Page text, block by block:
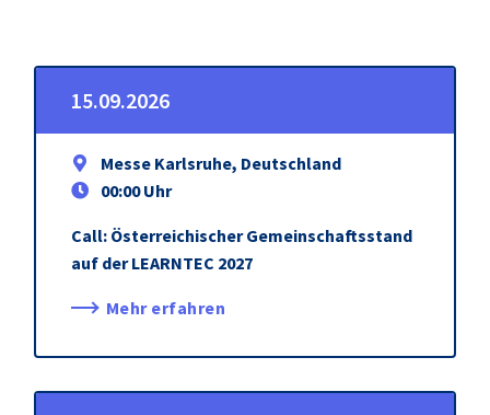
15.09.2026
Messe Karlsruhe, Deutschland
00:00 Uhr
Call: Österreichischer Gemeinschaftsstand
auf der LEARNTEC 2027
Mehr erfahren